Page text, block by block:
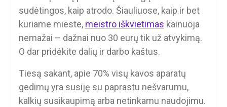
sudėtingos, kaip atrodo. Šiauliuose, kaip ir bet
kuriame mieste, meistro iškvietimas kainuoja
nemažai – dažnai nuo 30 eurų tik už atvykimą.
O dar pridėkite dalių ir darbo kaštus.
Tiesą sakant, apie 70% visų kavos aparatų
gedimų yra susiję su paprastu nešvarumu,
kalkių susikaupimą arba netinkamu naudojimu.